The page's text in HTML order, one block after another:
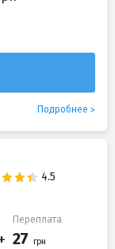
Подробнее
Переплата